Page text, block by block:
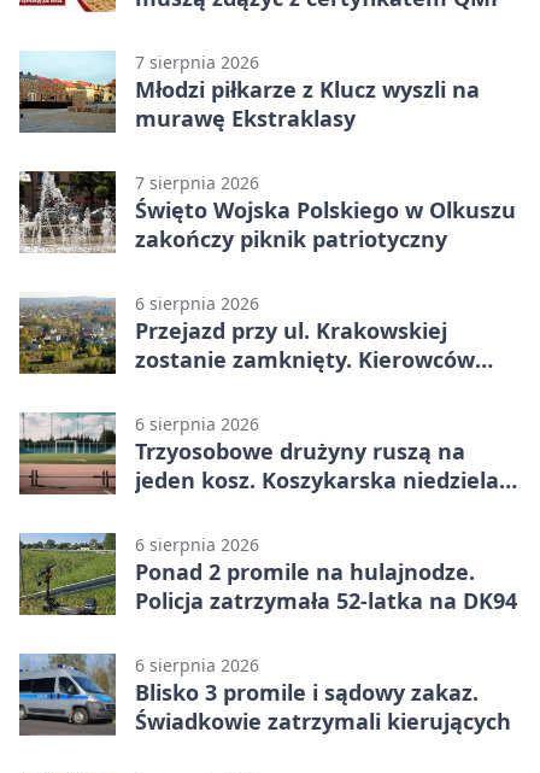
7 sierpnia 2026
Młodzi piłkarze z Klucz wyszli na
murawę Ekstraklasy
7 sierpnia 2026
Święto Wojska Polskiego w Olkuszu
zakończy piknik patriotyczny
6 sierpnia 2026
Przejazd przy ul. Krakowskiej
zostanie zamknięty. Kierowców
6 sierpnia 2026
Trzyosobowe drużyny ruszą na
jeden kosz. Koszykarska niedziela
6 sierpnia 2026
Ponad 2 promile na hulajnodze.
Policja zatrzymała 52-latka na DK94
6 sierpnia 2026
Blisko 3 promile i sądowy zakaz.
Świadkowie zatrzymali kierujących